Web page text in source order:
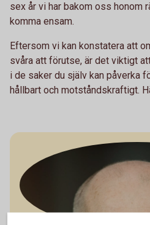
sex år vi har bakom oss honom
komma ensam.
Eftersom vi kan konstatera att
svåra att förutse, är det viktigt
i de saker du själv kan påverka
hållbart och motståndskraftigt.